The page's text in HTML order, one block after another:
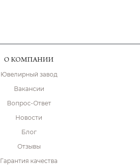
О КОМПАНИИ
Ювелирный завод
Вакансии
Вопрос-Ответ
Новости
Блог
Отзывы
Гарантия качества